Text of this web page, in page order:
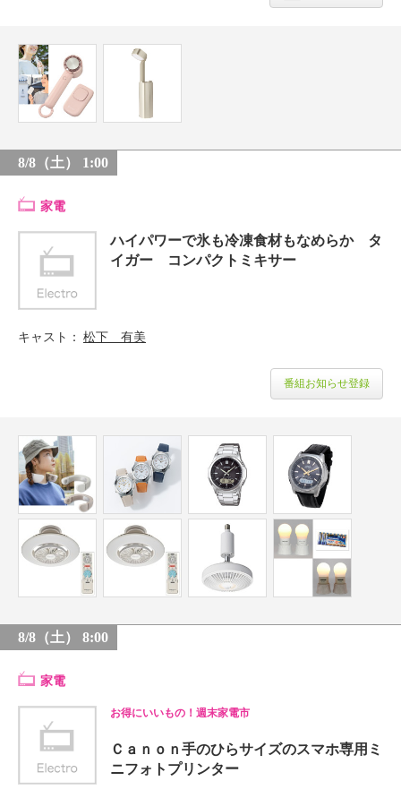
8/8（土） 1:00
家電
ハイパワーで氷も冷凍食材もなめらか タ
イガー コンパクトミキサー
キャスト 松下 有美
番組お知らせ登録
8/8（土） 8:00
家電
お得にいいもの！週末家電市
Ｃａｎｏｎ手のひらサイズのスマホ専用ミ
ニフォトプリンター